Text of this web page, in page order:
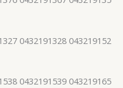
0432191328 043219152
0432191539 043219165